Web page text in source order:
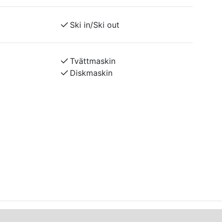
skidförråd samt eluttag. Cirka 200
på snötillgång. Husdjur är
Ski in/Ski out
Tvättmaskin
Diskmaskin